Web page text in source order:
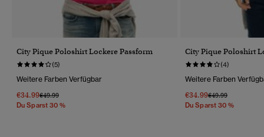
City Pique Poloshirt Lockere Passform
(5)
Weitere Farben Verfügbar
€34.99Preis Wurde Reduziert Von
€49.99Bis
Du Sparst 30 %
City Pique Poloshirt
(4)
Weitere Farben
€34.99Preis Wurde
€49.99Bis
Du Sparst 30 %